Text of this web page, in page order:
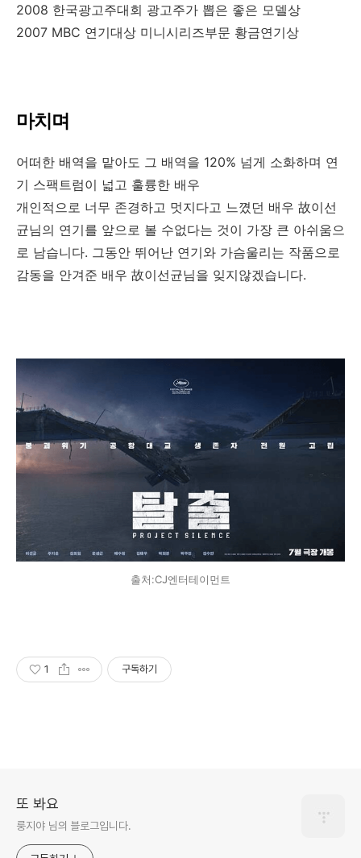
2008 한국광고주대회 광고주가 뽑은 좋은 모델상
2007 MBC 연기대상 미니시리즈부문 황금연기상
마치며
어떠한 배역을 맡아도 그 배역을 120% 넘게 소화하며 연
기 스팩트럼이 넓고 훌륭한 배우
개인적으로 너무 존경하고 멋지다고 느꼈던 배우 故이선
균님의 연기를 앞으로 볼 수없다는 것이 가장 큰 아쉬움으
로 남습니다. 그동안 뛰어난 연기와 가슴울리는 작품으로
감동을 안겨준 배우 故이선균님을 잊지않겠습니다.
출처:CJ엔터테이먼트
1 구독하기
또 봐요
룽지야 님의 블로그입니다.